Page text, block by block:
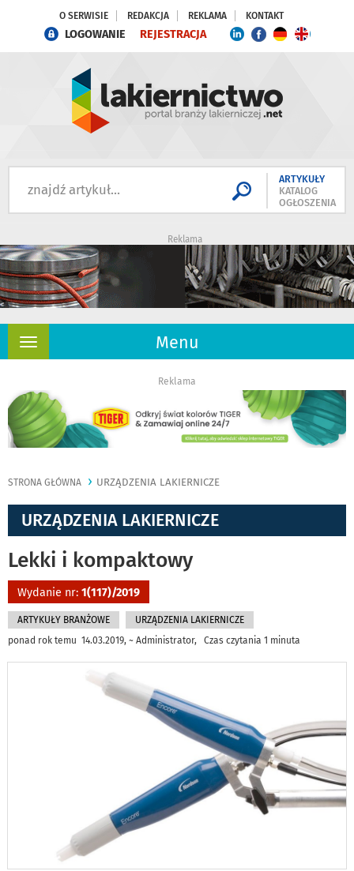
O SERWISIE REDAKCJA REKLAMA KONTAKT
LOGOWANIE REJESTRACJA
ARTYKUŁY
KATALOG
OGŁOSZENIA
Reklama
Menu
Rozwiń
Reklama
STRONA GŁÓWNA URZĄDZENIA LAKIERNICZE
URZĄDZENIA LAKIERNICZE
Lekki i kompaktowy
Wydanie nr: 1(117)/2019
ARTYKUŁY BRANŻOWE
URZĄDZENIA LAKIERNICZE
ponad rok temu 14.03.2019, ~ Administrator, Czas czytania 1 minuta